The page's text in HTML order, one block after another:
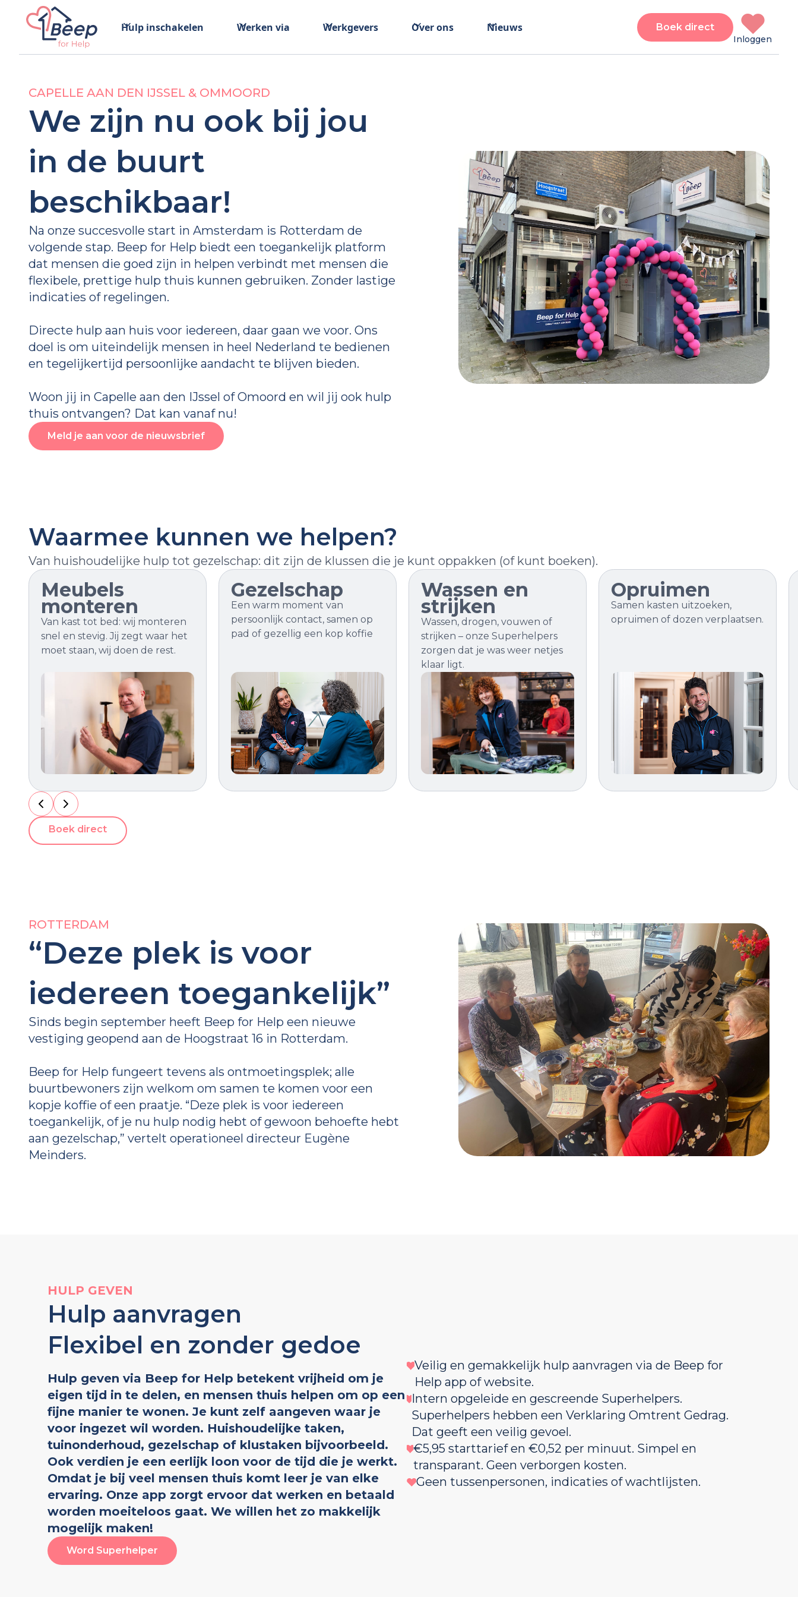
Hulp inschakelen Werken via Werkgevers Over ons Nieuws Boek direct
Inloggen
CAPELLE AAN DEN IJSSEL & OMMOORD
We zijn nu ook bij jou
in de buurt
beschikbaar!
Na onze succesvolle start in Amsterdam is Rotterdam de
volgende stap. Beep for Help biedt een toegankelijk platform
dat mensen die goed zijn in helpen verbindt met mensen die
flexibele, prettige hulp thuis kunnen gebruiken. Zonder lastige
indicaties of regelingen.
Directe hulp aan huis voor iedereen, daar gaan we voor. Ons
doel is om uiteindelijk mensen in heel Nederland te bedienen
en tegelijkertijd persoonlijke aandacht te blijven bieden.
Woon jij in Capelle aan den IJssel of Omoord en wil jij ook hulp
thuis ontvangen? Dat kan vanaf nu!
Meld je aan voor de nieuwsbrief
Waarmee kunnen we helpen?
Van huishoudelijke hulp tot gezelschap: dit zijn de klussen die je kunt oppakken (of kunt boeken).
Meubels
monteren
Van kast tot bed: wij monteren
snel en stevig. Jij zegt waar het
moet staan, wij doen de rest.
Gezelschap
Een warm moment van
persoonlijk contact, samen op
pad of gezellig een kop koffie
Wassen en
strijken
Wassen, drogen, vouwen of
strijken – onze Superhelpers
zorgen dat je was weer netjes
klaar ligt.
Opruimen
Samen kasten uitzoeken,
opruimen of dozen verplaatsen.
Boek direct
ROTTERDAM
“Deze plek is voor
iedereen toegankelijk”
Sinds begin september heeft Beep for Help een nieuwe
vestiging geopend aan de Hoogstraat 16 in Rotterdam.
Beep for Help fungeert tevens als ontmoetingsplek; alle
buurtbewoners zijn welkom om samen te komen voor een
kopje koffie of een praatje. “Deze plek is voor iedereen
toegankelijk, of je nu hulp nodig hebt of gewoon behoefte hebt
aan gezelschap,” vertelt operationeel directeur Eugène
Meinders.
HULP GEVEN
Hulp aanvragen
Flexibel en zonder gedoe
Hulp geven via Beep for Help betekent vrijheid om je
eigen tijd in te delen, en mensen thuis helpen om op een
fijne manier te wonen. Je kunt zelf aangeven waar je
voor ingezet wil worden. Huishoudelijke taken,
tuinonderhoud, gezelschap of klustaken bijvoorbeeld.
Ook verdien je een eerlijk loon voor de tijd die je werkt.
Omdat je bij veel mensen thuis komt leer je van elke
ervaring. Onze app zorgt ervoor dat werken en betaald
worden moeiteloos gaat. We willen het zo makkelijk
mogelijk maken!
Word Superhelper
Veilig en gemakkelijk hulp aanvragen via de Beep for
Help app of website.
Intern opgeleide en gescreende Superhelpers.
Superhelpers hebben een Verklaring Omtrent Gedrag.
Dat geeft een veilig gevoel.
€5,95 starttarief en €0,52 per minuut. Simpel en
transparant. Geen verborgen kosten.
Geen tussenpersonen, indicaties of wachtlijsten.